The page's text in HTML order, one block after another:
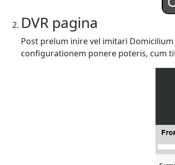
DVR pagina
Post prelum inire vel imitari
configurationem ponere poteris, cum